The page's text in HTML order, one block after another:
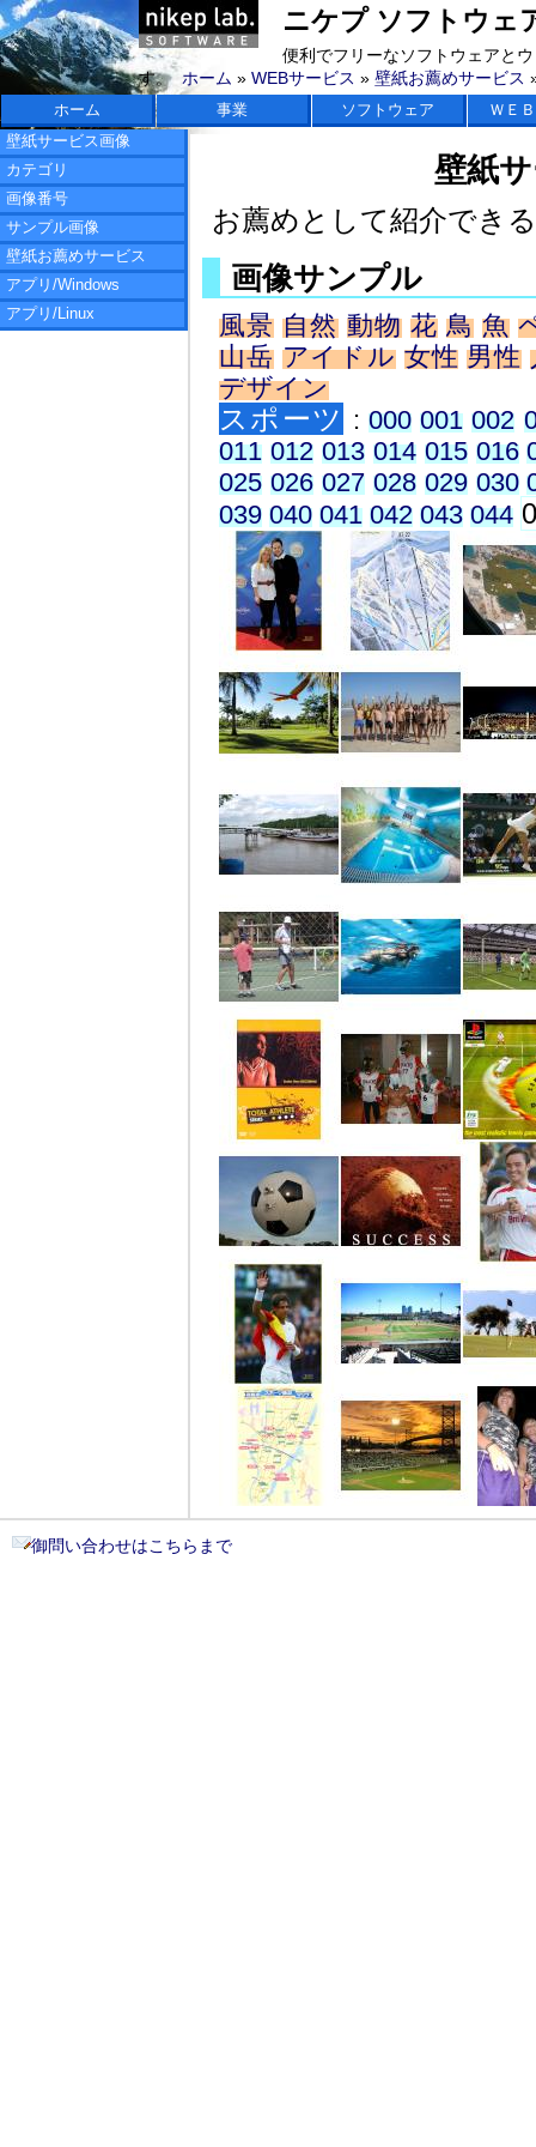
ニケプ ソフトウェ
便利でフリーなソフトウェアと
す。 ホーム »WEBサービス »壁紙お薦めサービス
ホーム 事業 ソフトウェア
ＷＥ
壁紙サービス画像
カテゴリ
画像番号
サンプル画像
壁紙お薦めサービス
アプリ/Windows
アプリ/Linux
壁紙
お薦めとして紹介でき
画像サンプル
風景 自然 動物 花 鳥 魚
山岳 アイドル 女性 男性
デザイン
スポーツ : 000 001 002
011 012 013 014 015 016
025 026 027 028 029 030
039 040 041 042 043 044
御問い合わせはこちらまで